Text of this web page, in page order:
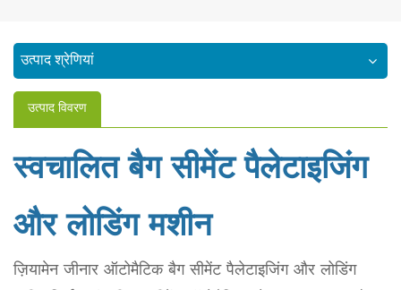
उत्पाद श्रेणियां
उत्पाद विवरण
स्वचालित बैग सीमेंट पैलेटाइजिंग
और लोडिंग मशीन
ज़ियामेन जीनार ऑटोमैटिक बैग सीमेंट पैलेटाइजिंग और लोडिंग